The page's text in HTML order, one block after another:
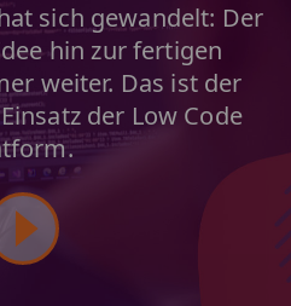
sich gewandelt: Der
hin zur fertigen
weiter. Das ist der
der Low Code